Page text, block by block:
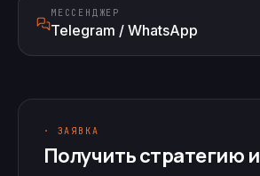
МЕССЕНДЖЕР
Telegram / WhatsApp
· ЗАЯВКА
Получить стратегию и